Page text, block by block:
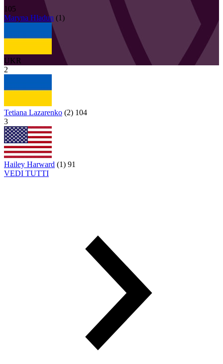
105
Maryna Hladun (1)
UKR
2
Tetiana Lazarenko (2) 104
3
Hailey Harward (1) 91
VEDI TUTTI